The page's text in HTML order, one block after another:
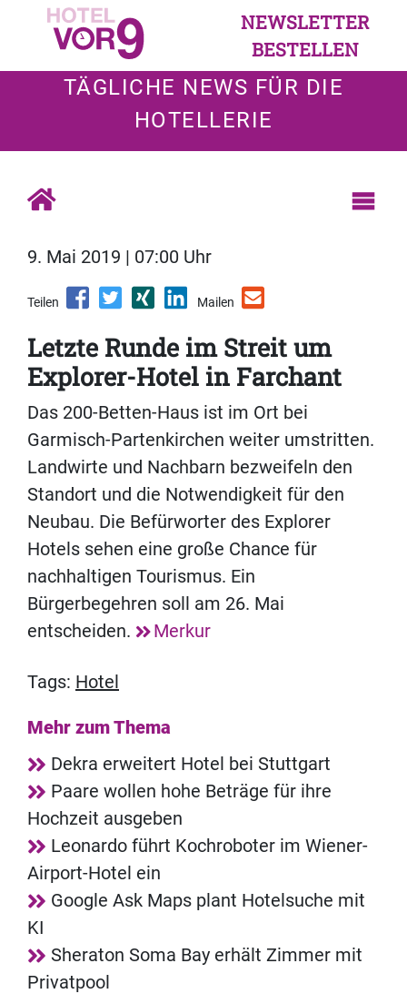
NEWSLETTER
BESTELLEN
TÄGLICHE NEWS FÜR DIE
HOTELLERIE
9. Mai 2019 | 07:00 Uhr
Teilen Mailen
Letzte Runde im Streit um
Explorer-Hotel in Farchant
Das 200-Betten-Haus ist im Ort bei
Garmisch-Partenkirchen weiter umstritten.
Landwirte und Nachbarn bezweifeln den
Standort und die Notwendigkeit für den
Neubau. Die Befürworter des Explorer
Hotels sehen eine große Chance für
nachhaltigen Tourismus. Ein
Bürgerbegehren soll am 26. Mai
entscheiden.
Merkur
Tags: Hotel
Mehr zum Thema
Dekra erweitert Hotel bei Stuttgart
Paare wollen hohe Beträge für ihre
Hochzeit ausgeben
Leonardo führt Kochroboter im Wiener-
Airport-Hotel ein
Google Ask Maps plant Hotelsuche mit
KI
Sheraton Soma Bay erhält Zimmer mit
Privatpool